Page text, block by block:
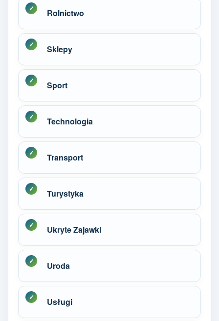
Rolnictwo
Sklepy
Sport
Technologia
Transport
Turystyka
Ukryte Zajawki
Uroda
Usługi